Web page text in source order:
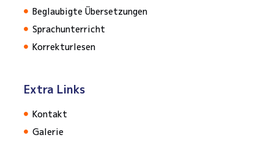
Beglaubigte Übersetzungen
Sprachunterricht
Korrekturlesen
Extra Links
Kontakt
Galerie